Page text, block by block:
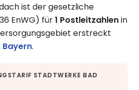
ist der gesetzliche
EnWG) für1 Postleitzahlenin
erstreckt
Bayern.
STADTWERKE BAD